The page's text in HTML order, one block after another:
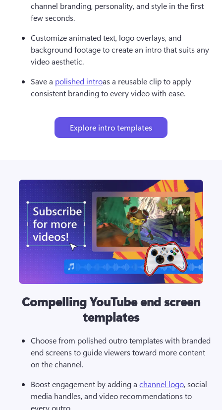
channel branding, personality, and style in the first
few seconds.
Customize animated text, logo overlays, and
background footage to create an intro that suits any
video aesthetic.
Save a polished introas a reusable clip to apply
consistent branding to every video with ease.
Explore intro templates
Compelling YouTube end screen
templates
Choose from polished outro templates with branded
end screens to guide viewers toward more content
on the channel.
Boost engagement by adding a channel logo, social
media handles, and video recommendations to
every outro.